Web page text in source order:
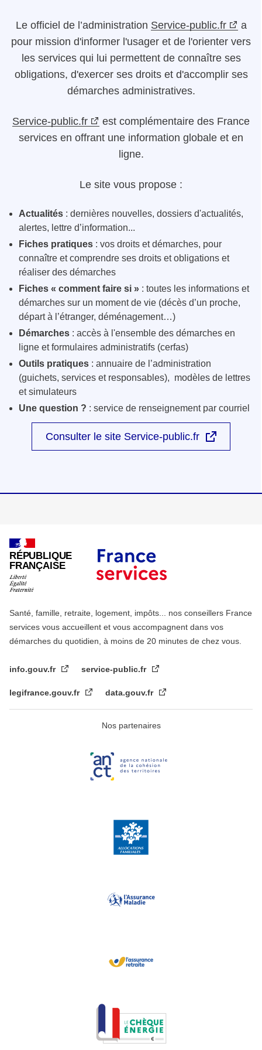
Le officiel de l’administration Service-public.fr
a
pour mission d'informer l'usager et de l'orienter vers
les services qui lui permettent de connaître ses
obligations, d'exercer ses droits et d'accomplir ses
démarches administratives.
Service-public.fr
est complémentaire des France
services en offrant une information globale et en
ligne.
Le site vous propose :
Actualités : dernières nouvelles, dossiers d'actualités,
alertes, lettre d’information...
Fiches pratiques : vos droits et démarches, pour
connaître et comprendre ses droits et obligations et
réaliser des démarches
Fiches « comment faire si » : toutes les informations et
démarches sur un moment de vie (décès d’un proche,
départ à l’étranger, déménagement…)
Démarches : accès à l'ensemble des démarches en
ligne et formulaires administratifs (cerfas)
Outils pratiques : annuaire de l’administration
(guichets, services et responsables), modèles de lettres
et simulateurs
Une question ? : service de renseignement par courriel
Consulter le site Service-public.fr
RÉPUBLIQUE
FRANÇAISE
Santé, famille, retraite, logement, impôts... nos conseillers France
services vous accueillent et vous accompagnent dans vos
démarches du quotidien, à moins de 20 minutes de chez vous.
info.gouv.fr service-public.fr
legifrance.gouv.fr data.gouv.fr
Nos partenaires